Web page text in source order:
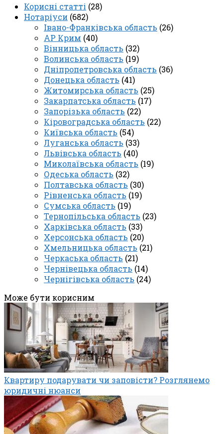
Корисні статті (28)
Нотаріуси (682)
Івано-Франківська область (26)
АР Крим (40)
Вінницька область (32)
Волинська область (19)
Дніпропетровська область (36)
Донецька область (41)
Житомирська область (25)
Закарпатська область (17)
Запорізька область (22)
Кіровоградська область (22)
Київська область (54)
Луганська область (33)
Львівська область (40)
Миколаївська область (19)
Одеська область (32)
Полтавська область (30)
Рівненська область (19)
Сумська область (19)
Тернопільська область (23)
Харківська область (33)
Херсонська область (20)
Хмельницька область (21)
Черкаська область (21)
Чернівецька область (14)
Чернігівська область (24)
Може бути корисним
Квартиру подарувати чи заповісти? Розглянемо
юридичні нюанси